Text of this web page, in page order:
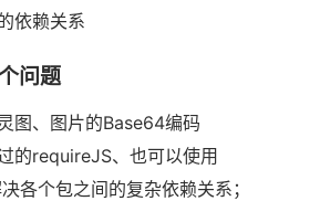
依赖关系
问题
图、图片的Base64编码
的requireJS、也可以使用
各个包之间的复杂依赖关系；